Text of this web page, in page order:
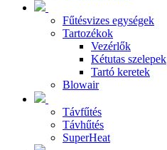
Fűtésvizes egységek
Tartozékok
Vezérlők
Kétutas szelepek
Tartó keretek
Blowair
Távfűtés
Távhűtés
SuperHeat